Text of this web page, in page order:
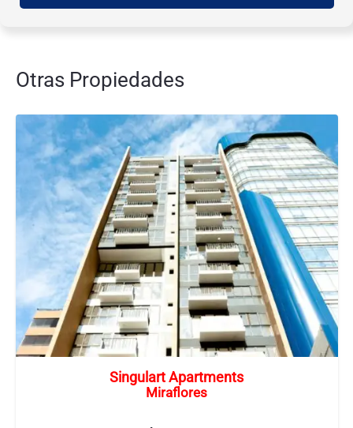
Otras Propiedades
Singulart Apartments
Miraflores